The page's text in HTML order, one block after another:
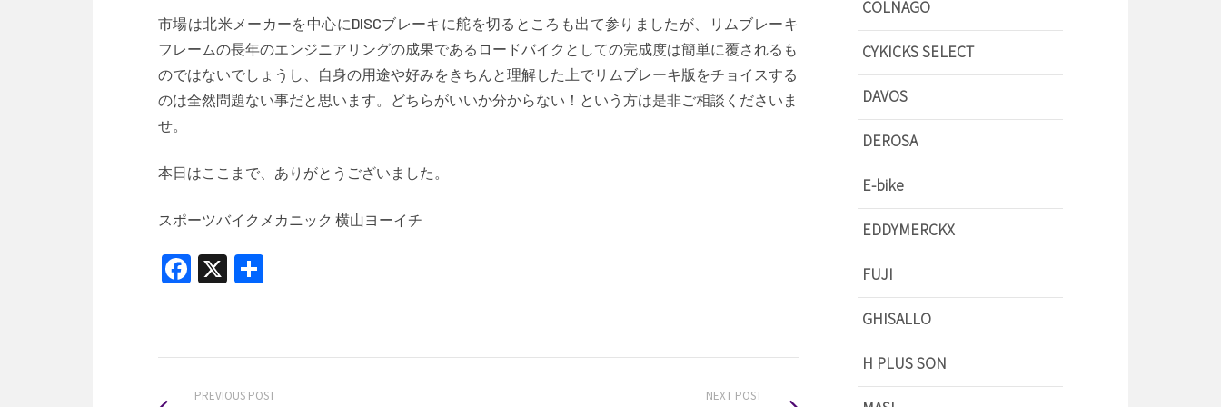
市場は北米メーカーを中心にDISCブレーキに舵を切るところも出て参りましたが、リムブレーキ
フレームの長年のエンジニアリングの成果であるロードバイクとしての完成度は簡単に覆されるも
のではないでしょうし、自身の用途や好みをきちんと理解した上でリムブレーキ版をチョイスする
のは全然問題ない事だと思います。どちらがいいか分からない！という方は是非ご相談くださいま
せ。
本日はここまで、ありがとうございました。
スポーツバイクメカニック 横山ヨーイチ
Facebook
X
PREVIOUS POST NEXT POST
COLNAGO
CYKICKS SELECT
DAVOS
DEROSA
E-bike
EDDYMERCKX
FUJI
GHISALLO
H PLUS SON